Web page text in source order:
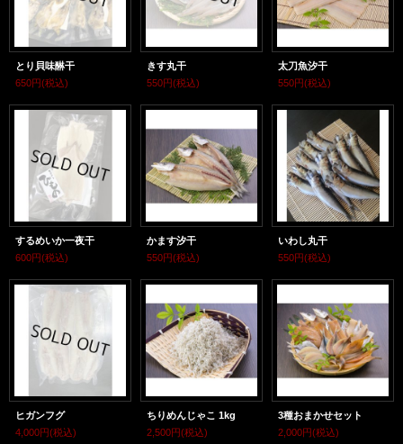
とり貝味醂干
650円(税込)
きす丸干
550円(税込)
太刀魚汐干
550円(税込)
するめいか一夜干
600円(税込)
かます汐干
550円(税込)
いわし丸干
550円(税込)
ヒガンフグ
4,000円(税込)
ちりめんじゃこ 1kg
2,500円(税込)
3種おまかせセット
2,000円(税込)